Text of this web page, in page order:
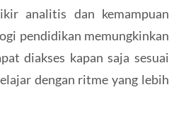
analitis dan kemampuan
pendidikan memungkinkan
diakses kapan saja sesuai
dengan ritme yang lebih